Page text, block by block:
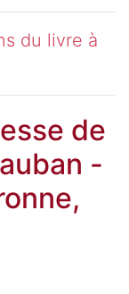
du livre à
de
-